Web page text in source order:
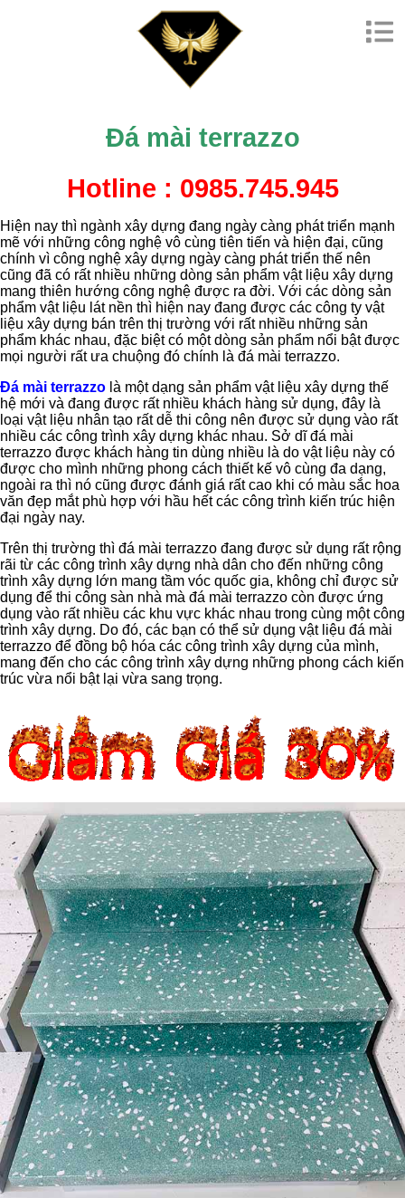
Đá mài terrazzo
Hotline : 0985.745.945
Hiện nay thì ngành xây dựng đang ngày càng phát triển mạnh
mẽ với những công nghệ vô cùng tiên tiến và hiện đại, cũng
chính vì công nghệ xây dựng ngày càng phát triển thế nên
cũng đã có rất nhiều những dòng sản phẩm vật liệu xây dựng
mang thiên hướng công nghệ được ra đời. Với các dòng sản
phẩm vật liệu lát nền thì hiện nay đang được các công ty vật
liệu xây dựng bán trên thị trường với rất nhiều những sản
phẩm khác nhau, đặc biệt có một dòng sản phẩm nổi bật được
mọi người rất ưa chuộng đó chính là đá mài terrazzo.
Đá mài terrazzo là một dạng sản phẩm vật liệu xây dựng thế
hệ mới và đang được rất nhiều khách hàng sử dụng, đây là
loại vật liệu nhân tạo rất dễ thi công nên được sử dụng vào rất
nhiều các công trình xây dựng khác nhau. Sở dĩ đá mài
terrazzo được khách hàng tin dùng nhiều là do vật liệu này có
được cho mình những phong cách thiết kế vô cùng đa dạng,
ngoài ra thì nó cũng được đánh giá rất cao khi có màu sắc hoa
văn đẹp mắt phù hợp với hầu hết các công trình kiến trúc hiện
đại ngày nay.
Trên thị trường thì đá mài terrazzo đang được sử dụng rất rộng
rãi từ các công trình xây dựng nhà dân cho đến những công
trình xây dựng lớn mang tầm vóc quốc gia, không chỉ được sử
dụng để thi công sàn nhà mà đá mài terrazzo còn được ứng
dụng vào rất nhiều các khu vực khác nhau trong cùng một công
trình xây dựng. Do đó, các bạn có thể sử dụng vật liệu đá mài
terrazzo để đồng bộ hóa các công trình xây dựng của mình,
mang đến cho các công trình xây dựng những phong cách kiến
trúc vừa nổi bật lại vừa sang trọng.